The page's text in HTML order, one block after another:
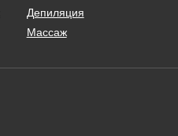
Депиляция
Массаж